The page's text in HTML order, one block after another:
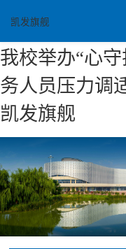
我校举办“心
务人员压力调
凯发旗舰
凯发旗舰